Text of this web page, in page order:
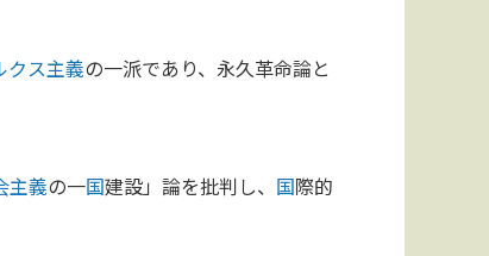
クス主義の一派であり、永久革命論と
主義の一国建設」論を批判し、 国際的